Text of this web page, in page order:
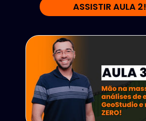
ASSISTIR AULA 2!